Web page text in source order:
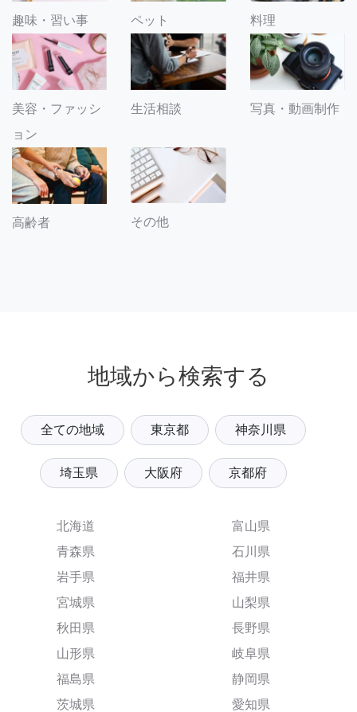
趣味・習い事 ペット 料理
美容・ファッシ
ョン
生活相談 写真・動画制作
高齢者 その他
地域から検索する
全ての地域 東京都 神奈川県
埼玉県 大阪府 京都府
北海道
青森県
岩手県
宮城県
秋田県
山形県
福島県
茨城県
富山県
石川県
福井県
山梨県
長野県
岐阜県
静岡県
愛知県